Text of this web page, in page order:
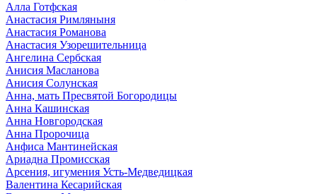
Алла Готфская
Анастасия Римляныня
Анастасия Романова
Анастасия Узорешительница
Ангелина Сербская
Анисия Масланова
Анисия Солунская
Анна, мать Пресвятой Богородицы
Анна Кашинская
Анна Новгородская
Анна Пророчица
Анфиса Мантинейская
Ариадна Промисская
Арсения, игумения Усть-Медведицкая
Валентина Кесарийская